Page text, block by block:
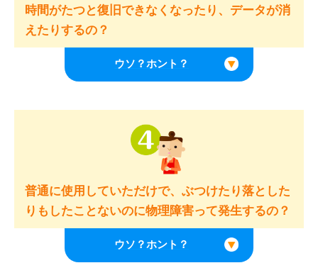
時間がたつと復旧できなくなったり、データが消
えたりするの？
普通に使用していただけで、ぶつけたり落とした
りもしたことないのに物理障害って発生するの？